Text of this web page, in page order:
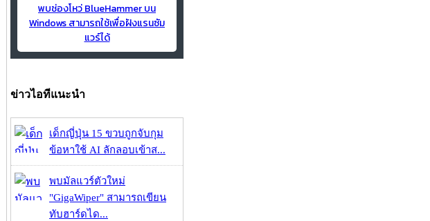
พบช่องโหว่ BlueHammer บน
Windows สามารถใช้เพื่อฝังแรนซัม
แวร์ได้
ข่าวไอทีแนะนำ
เด็กญี่ปุ่น 15 ขวบถูกจับกุม
ข้อหาใช้ AI ลักลอบเข้าส...
พบมัลแวร์ตัวใหม่
"GigaWiper" สามารถเขียน
ทับฮาร์ดได...